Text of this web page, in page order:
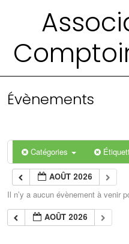
Évènements
Catégories
AOÛT 2026
Il n’y a aucun évènement à venir
AOÛT 2026